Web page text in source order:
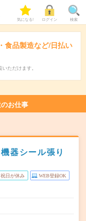
気になる! ログイン 検索
食品製造など/日払い
いただけます。
お仕事
器シール張り
祝日が休み WEB登録OK